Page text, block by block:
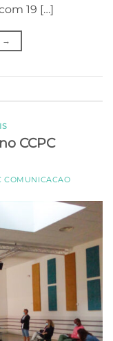
19 […]
→
CCPC
COMUNICACAO